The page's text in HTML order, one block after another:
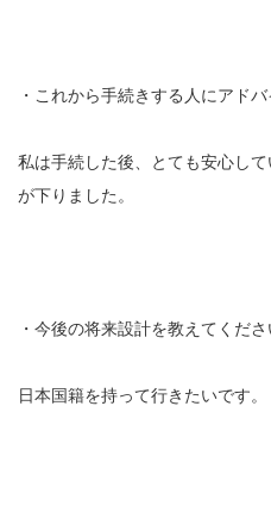
・これから手続きする人にアド
私は手続した後、とても安心し
が下りました。
・今後の将来設計を教えてくださ
日本国籍を持って行きたいです。